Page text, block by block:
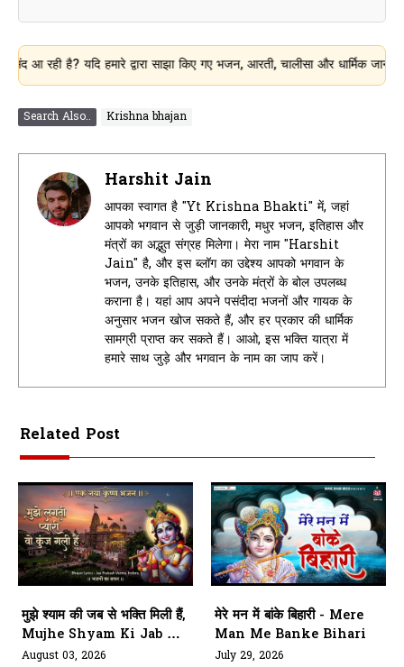
है? यदि हमारे द्वारा साझा किए गए भजन, आरती, चालीसा और धार्मिक
Search Also.. Krishna bhajan
Harshit Jain
आपका स्वागत है "Yt Krishna Bhakti" में, जहां
आपको भगवान से जुड़ी जानकारी, मधुर भजन, इतिहास और
मंत्रों का अद्भुत संग्रह मिलेगा। मेरा नाम "Harshit
Jain" है, और इस ब्लॉग का उद्देश्य आपको भगवान के
भजन, उनके इतिहास, और उनके मंत्रों के बोल उपलब्ध
कराना है। यहां आप अपने पसंदीदा भजनों और गायक के
अनुसार भजन खोज सकते हैं, और हर प्रकार की धार्मिक
सामग्री प्राप्त कर सकते हैं। आओ, इस भक्ति यात्रा में
हमारे साथ जुड़े और भगवान के नाम का जाप करें।
Related Post
मुझे श्याम की जब से भक्ति मिली हैं,
Mujhe Shyam Ki Jab Se
Bhakti Mili Hai
August 03, 2026
मेरे मन में बांके बिहारी - Mere
Man Me Banke Bihari
July 29, 2026